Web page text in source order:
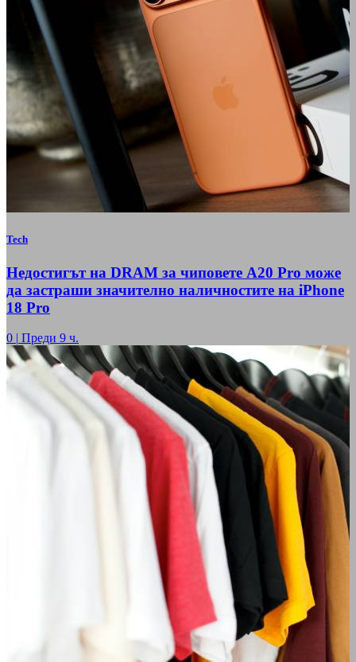
Tech
Недостигът на DRAM за чиповете A20 Pro може
да застраши значително наличностите на iPhone
18 Pro
0 | Преди 9 ч.